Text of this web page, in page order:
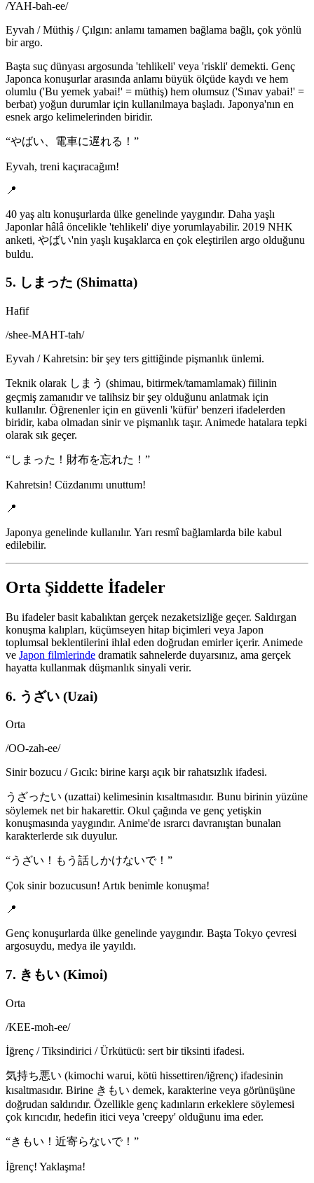
/YAH-bah-ee/
Eyvah / Müthiş / Çılgın: anlamı tamamen bağlama bağlı, çok yönlü
bir argo.
Başta suç dünyası argosunda 'tehlikeli' veya 'riskli' demekti. Genç
Japonca konuşurlar arasında anlamı büyük ölçüde kaydı ve hem
olumlu ('Bu yemek yabai!' = müthiş) hem olumsuz ('Sınav yabai!' =
berbat) yoğun durumlar için kullanılmaya başladı. Japonya'nın en
esnek argo kelimelerinden biridir.
“やばい、電車に遅れる！ ”
Eyvah, treni kaçıracağım!
📍
40 yaş altı konuşurlarda ülke genelinde yaygındır. Daha yaşlı
Japonlar hâlâ öncelikle 'tehlikeli' diye yorumlayabilir. 2019 NHK
anketi, やばい'nin yaşlı kuşaklarca en çok eleştirilen argo olduğunu
buldu.
5. しまった (Shimatta)
Hafif
/shee-MAHT-tah/
Eyvah / Kahretsin: bir şey ters gittiğinde pişmanlık ünlemi.
Teknik olarak しまう (shimau, bitirmek/tamamlamak) fiilinin
geçmiş zamanıdır ve talihsiz bir şey olduğunu anlatmak için
kullanılır. Öğrenenler için en güvenli 'küfür' benzeri ifadelerden
biridir, kaba olmadan sinir ve pişmanlık taşır. Animede hatalara tepki
olarak sık geçer.
“しまった！財布を忘れた！ ”
Kahretsin! Cüzdanımı unuttum!
📍
Japonya genelinde kullanılır. Yarı resmî bağlamlarda bile kabul
edilebilir.
Orta Şiddette İfadeler
Bu ifadeler basit kabalıktan gerçek nezaketsizliğe geçer. Saldırgan
konuşma kalıpları, küçümseyen hitap biçimleri veya Japon
toplumsal beklentilerini ihlal eden doğrudan emirler içerir. Animede
ve Japon filmlerinde dramatik sahnelerde duyarsınız, ama gerçek
hayatta kullanmak düşmanlık sinyali verir.
6. うざい (Uzai)
Orta
/OO-zah-ee/
Sinir bozucu / Gıcık: birine karşı açık bir rahatsızlık ifadesi.
うざったい (uzattai) kelimesinin kısaltmasıdır. Bunu birinin yüzüne
söylemek net bir hakarettir. Okul çağında ve genç yetişkin
konuşmasında yaygındır. Anime'de ısrarcı davranıştan bunalan
karakterlerde sık duyulur.
“うざい！もう話しかけないで！ ”
Çok sinir bozucusun! Artık benimle konuşma!
📍
Genç konuşurlarda ülke genelinde yaygındır. Başta Tokyo çevresi
argosuydu, medya ile yayıldı.
7. きもい (Kimoi)
Orta
/KEE-moh-ee/
İğrenç / Tiksindirici / Ürkütücü: sert bir tiksinti ifadesi.
気持ち悪い (kimochi warui, kötü hissettiren/iğrenç) ifadesinin
kısaltmasıdır. Birine きもい demek, karakterine veya görünüşüne
doğrudan saldırıdır. Özellikle genç kadınların erkeklere söylemesi
çok kırıcıdır, hedefin itici veya 'creepy' olduğunu ima eder.
“きもい！近寄らないで！ ”
İğrenç! Yaklaşma!